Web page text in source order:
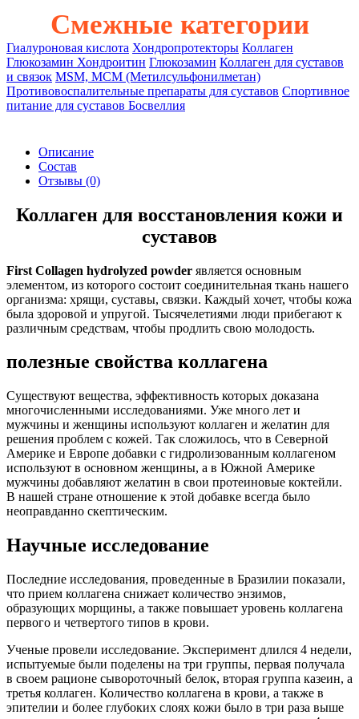
Смежные категории
Гиалуроновая кислота Хондропротекторы Коллаген
Глюкозамин Хондроитин Глюкозамин Коллаген для суставов
и связок MSM, МСМ (Метилсульфонилметан)
Противовоспалительные препараты для суставов Спортивное
питание для суставов Босвеллия
Описание
Состав
Отзывы (0)
Коллаген для восстановления кожи и
суставов
First Collagen hydrolyzed powder является основным
элементом, из которого состоит соединительная ткань нашего
организма: хрящи, суставы, связки. Каждый хочет, чтобы кожа
была здоровой и упругой. Тысячелетиями люди прибегают к
различным средствам, чтобы продлить свою молодость.
полезные свойства коллагена
Существуют вещества, эффективность которых доказана
многочисленными исследованиями. Уже много лет и
мужчины и женщины используют коллаген и желатин для
решения проблем с кожей. Так сложилось, что в Северной
Америке и Европе добавки с гидролизованным коллагеном
используют в основном женщины, а в Южной Америке
мужчины добавляют желатин в свои протеиновые коктейли.
В нашей стране отношение к этой добавке всегда было
неоправданно скептическим.
Научные исследование
Последние исследования, проведенные в Бразилии показали,
что прием коллагена снижает количество энзимов,
образующих морщины, а также повышает уровень коллагена
первого и четвертого типов в крови.
Ученые провели исследование. Эксперимент длился 4 недели,
испытуемые были поделены на три группы, первая получала
в своем рационе сывороточный белок, вторая группа казеин, а
третья коллаген. Количество коллагена в крови, а также в
эпителии и более глубоких слоях кожи было в три раза выше